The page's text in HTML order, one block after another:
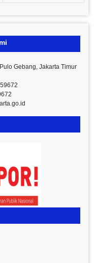
Gebang, Jakarta Timur